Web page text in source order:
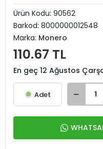
Ürün Kodu: 90562
Barkod: 8000000012548
Marka: Monero
110.67 TL
En geç 12 Ağustos
Adet